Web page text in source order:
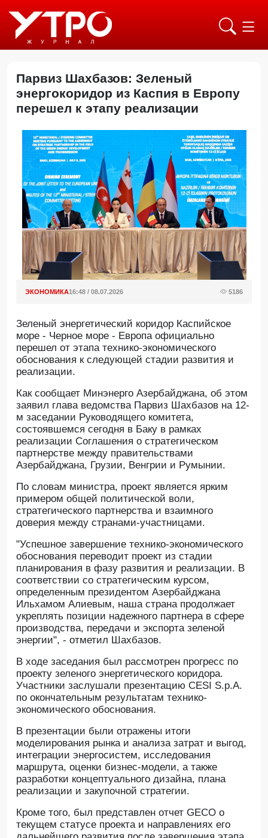
Парвиз Шахбазов: Зеленый
энергокоридор из Каспия в Европу
перешел к этапу реализации
ЭКОНОМИКА16:48 / 08.07.2026 5186
Зеленый энергетический коридор Каспийское
море - Черное море - Европа официально
перешел от этапа технико-экономического
обоснования к следующей стадии развития и
реализации.
Как сообщает Минэнерго Азербайджана, об этом
заявил глава ведомства Парвиз Шахбазов на 12-
м заседании Руководящего комитета,
состоявшемся сегодня в Баку в рамках
реализации Соглашения о стратегическом
партнерстве между правительствами
Азербайджана, Грузии, Венгрии и Румынии.
По словам министра, проект является ярким
примером общей политической воли,
стратегического партнерства и взаимного
доверия между странами-участницами.
"Успешное завершение технико-экономического
обоснования переводит проект из стадии
планирования в фазу развития и реализации. В
соответствии со стратегическим курсом,
определенным президентом Азербайджана
Ильхамом Алиевым, наша страна продолжает
укреплять позиции надежного партнера в сфере
производства, передачи и экспорта зеленой
энергии", - отметил Шахбазов.
В ходе заседания был рассмотрен прогресс по
проекту зеленого энергетического коридора.
Участники заслушали презентацию CESI S.p.A.
по окончательным результатам технико-
экономического обоснования.
В презентации были отражены итоги
моделирования рынка и анализа затрат и выгод,
интеграции энергосистем, исследования
маршрута, оценки бизнес-модели, а также
разработки концептуального дизайна, плана
реализации и закупочной стратегии.
Кроме того, был представлен отчет GECO о
текущем статусе проекта и направлениях его